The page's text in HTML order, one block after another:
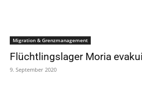
Migration & Grenzmanagement
Flüchtlingslager Moria
9. September 2020